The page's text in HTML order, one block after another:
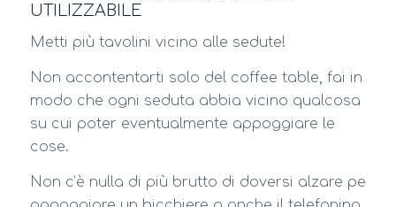
UTILIZZABILE
Metti più tavolini vicino alle sedute!
Non accontentarti solo del coffee table, fai in
modo che ogni seduta abbia vicino qualcosa
su cui poter eventualmente appoggiare le
cose.
Non c’è nulla di più brutto di doversi alzare pe